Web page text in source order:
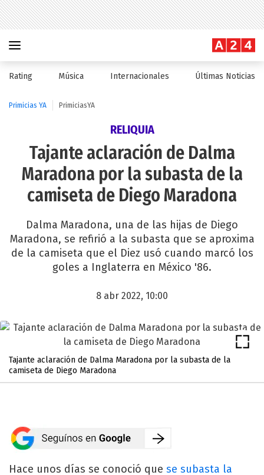
Rating Música Internacionales Últimas Noticias
Primicias YA PrimiciasYA
RELIQUIA
Tajante aclaración de Dalma
Maradona por la subasta de la
camiseta de Diego Maradona
Dalma Maradona, una de las hijas de Diego
Maradona, se refirió a la subasta que se aproxima
de la camiseta que el Diez usó cuando marcó los
goles a Inglaterra en México '86.
8 abr 2022, 10:00
Tajante aclaración de Dalma Maradona por la subasta de la
camiseta de Diego Maradona
Hace unos días se conoció que se subasta la